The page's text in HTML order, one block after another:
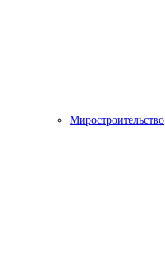
Миростроительство